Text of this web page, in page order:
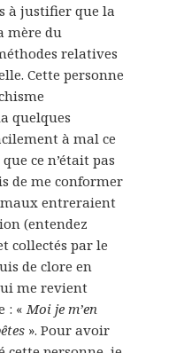
à justifier que la
mère du
relatives
Cette personne
quelques
à mal ce
ce n’était pas
de me conformer
entreraient
(entendez
collectés par le
de clore en
me revient
: «Moi je m’en
». Pour avoir